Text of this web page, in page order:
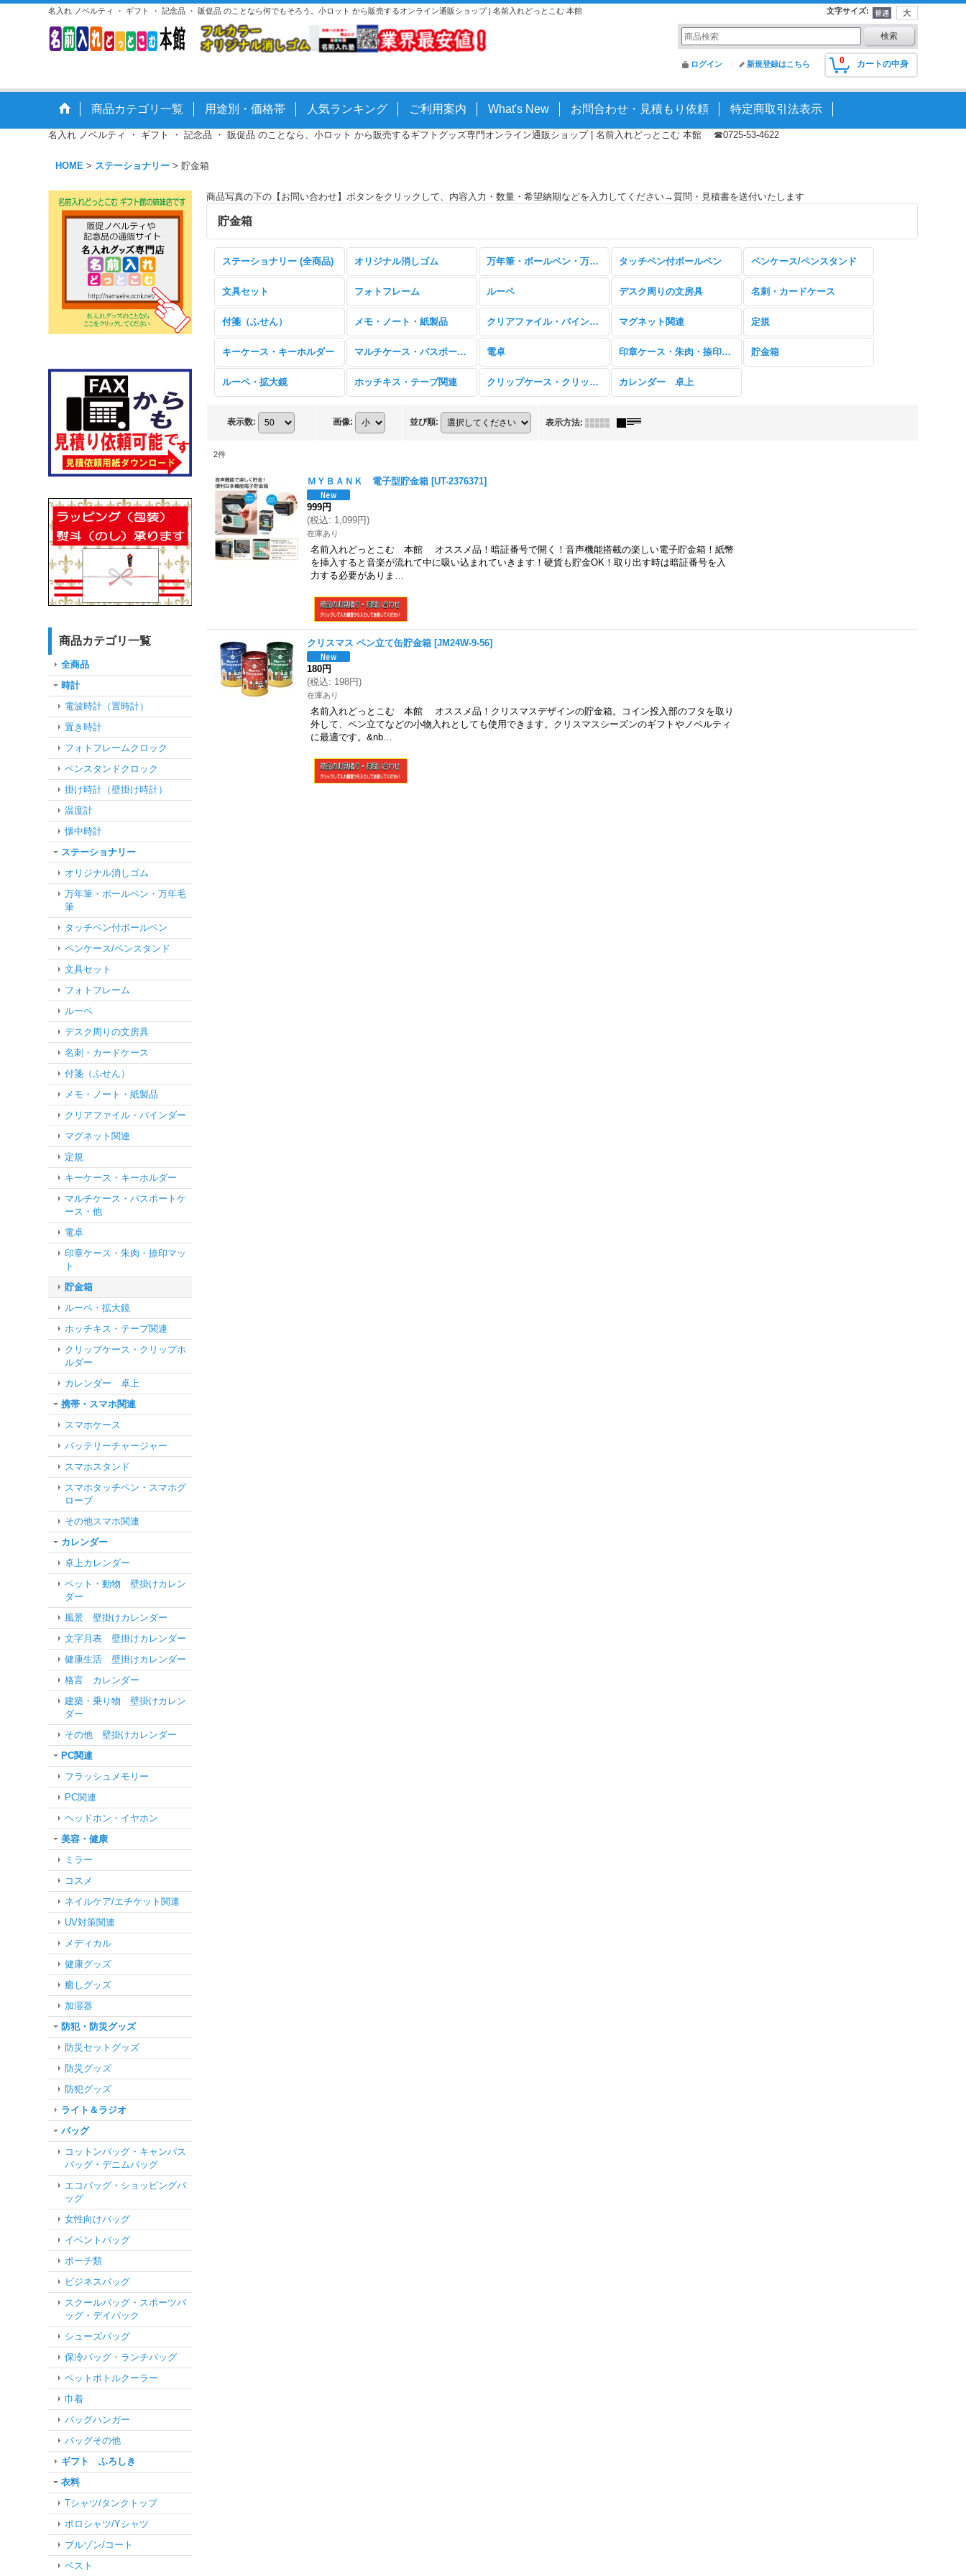
名入れ ノベルティ ・ ギフト ・ 記念品 ・ 販促品 のことなら何でもそろう。小ロット から販売するオンライン通販ショップ | 名前入れどっとこむ 本館 文字サイズ:
0 カートの中身
ログイン 新規登録はこちら
商品カテゴリ一覧 用途別・価格帯 人気ランキング ご利用案内 What's New お問合わせ・見積もり依頼 特定商取引法表示
名入れ ノベルティ ・ ギフト ・ 記念品 ・ 販促品 のことなら、小ロット から販売するギフトグッズ専門オンライン通販ショップ | 名前入れどっとこむ 本館 ☎0725-53-4622
HOME > ステーショナリー > 貯金箱
商品カテゴリ一覧
全商品
時計
電波時計（置時計）
置き時計
フォトフレームクロック
ペンスタンドクロック
掛け時計（壁掛け時計）
温度計
懐中時計
ステーショナリー
オリジナル消しゴム
万年筆・ボールペン・万年毛
筆
タッチペン付ボールペン
ペンケース/ペンスタンド
文具セット
フォトフレーム
ルーペ
デスク周りの文房具
名刺・カードケース
付箋（ふせん）
メモ・ノート・紙製品
クリアファイル・バインダー
マグネット関連
定規
キーケース・キーホルダー
マルチケース・パスポートケ
ース・他
電卓
印章ケース・朱肉・捺印マッ
ト
貯金箱
ルーペ・拡大鏡
ホッチキス・テープ関連
クリップケース・クリップホ
ルダー
カレンダー 卓上
携帯・スマホ関連
スマホケース
バッテリーチャージャー
スマホスタンド
スマホタッチペン・スマホグ
ローブ
その他スマホ関連
カレンダー
卓上カレンダー
ペット・動物 壁掛けカレン
ダー
風景 壁掛けカレンダー
文字月表 壁掛けカレンダー
健康生活 壁掛けカレンダー
格言 カレンダー
建築・乗り物 壁掛けカレン
ダー
その他 壁掛けカレンダー
PC関連
フラッシュメモリー
PC関連
ヘッドホン・イヤホン
美容・健康
ミラー
コスメ
ネイルケア/エチケット関連
UV対策関連
メディカル
健康グッズ
癒しグッズ
加湿器
防犯・防災グッズ
防災セットグッズ
防災グッズ
防犯グッズ
ライト＆ラジオ
バッグ
コットンバッグ・キャンパス
バッグ・デニムバッグ
エコバッグ・ショッピングバ
ッグ
女性向けバッグ
イベントバッグ
ポーチ類
ビジネスバッグ
スクールバッグ・スポーツバ
ッグ・デイパック
シューズバッグ
保冷バッグ・ランチバッグ
ペットボトルクーラー
巾着
バッグハンガー
バッグその他
ギフト ふろしき
衣料
Tシャツ/タンクトップ
ポロシャツ/Yシャツ
ブルゾン/コート
ベスト
商品写真の下の【お問い合わせ】ボタンをクリックして、内容入力・数量・希望納期などを入力してください→質問・見積書を送付いたします
貯金箱
ステーショナリー (全商品) オリジナル消しゴム 万年筆・ボールペン・万年毛筆 タッチペン付ボールペン ペンケース/ペンスタンド
文具セット フォトフレーム ルーペ デスク周りの文房具 名刺・カードケース
付箋（ふせん） メモ・ノート・紙製品 クリアファイル・バインダー マグネット関連 定規
キーケース・キーホルダー マルチケース・パスポートケース・他 電卓 印章ケース・朱肉・捺印マット 貯金箱
ルーペ・拡大鏡 ホッチキス・テープ関連 クリップケース・クリップホルダー カレンダー 卓上
表示数: 画像: 並び順: 表示方法:
2件
ＭＹＢＡＮＫ 電子型貯金箱 [UT-2376371]
999円
(税込: 1,099円)
在庫あり
名前入れどっとこむ 本館 オススメ品！暗証番号で開く！音声機能搭載の楽しい電子貯金箱！紙幣
を挿入すると音楽が流れて中に吸い込まれていきます！硬貨も貯金OK！取り出す時は暗証番号を入
力する必要がありま…
クリスマス ペン立て缶貯金箱 [JM24W-9-56]
180円
(税込: 198円)
在庫あり
名前入れどっとこむ 本館 オススメ品！クリスマスデザインの貯金箱。コイン投入部のフタを取り
外して、ペン立てなどの小物入れとしても使用できます。クリスマスシーズンのギフトやノベルティ
に最適です。&nb…